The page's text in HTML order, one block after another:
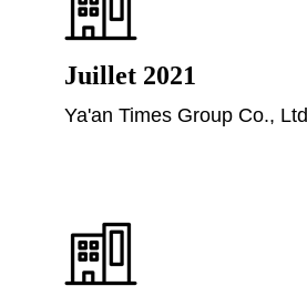
Juillet 2021
Ya'an Times Group Co.,